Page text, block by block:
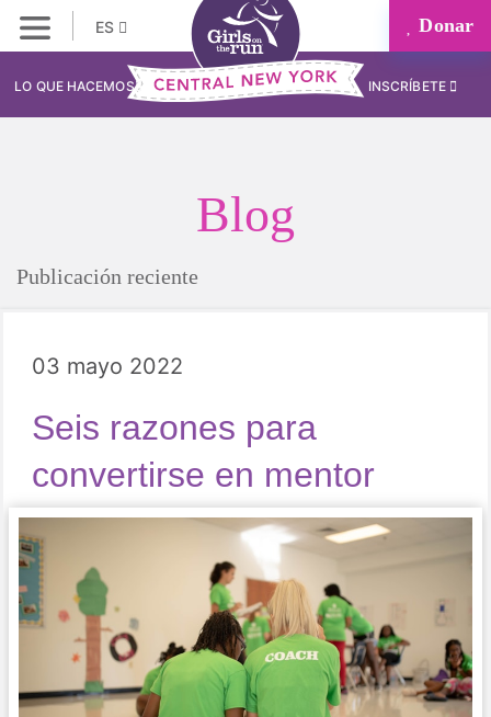
ES Donar
LO QUE HACEMOS INSCRÍBETE
Blog
Publicación reciente
03 mayo 2022
Seis razones para
convertirse en mentor